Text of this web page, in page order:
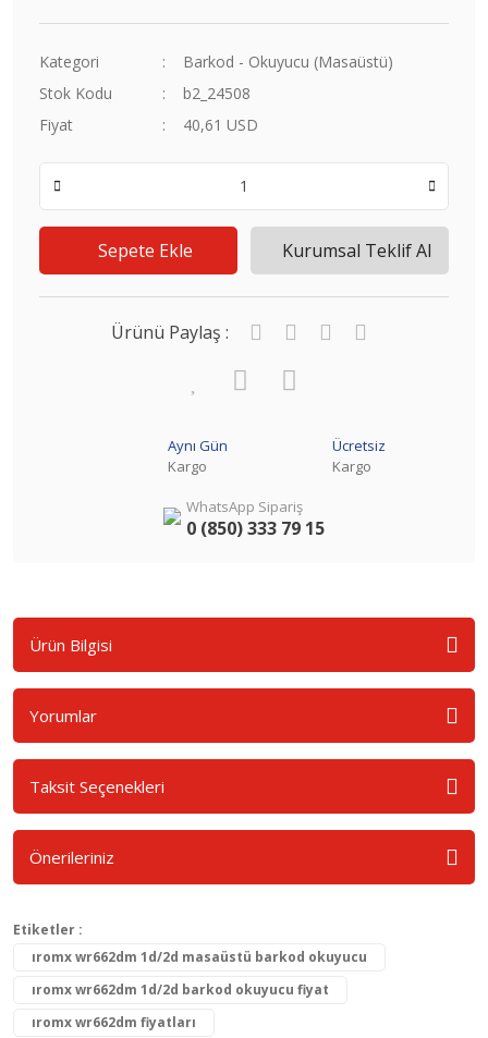
Kategori
Barkod - Okuyucu (Masaüstü)
Stok Kodu
b2_24508
Fiyat
40,61 USD
Sepete Ekle Kurumsal Teklif Al
Ürünü Paylaş :
Aynı Gün
Kargo
Ücretsiz
Kargo
WhatsApp Sipariş
0 (850) 333 79 15
Ürün Bilgisi
Yorumlar
Taksit Seçenekleri
Önerileriniz
Etiketler :
ıromx wr662dm 1d/2d masaüstü barkod okuyucu
ıromx wr662dm 1d/2d barkod okuyucu fiyat
ıromx wr662dm fiyatları